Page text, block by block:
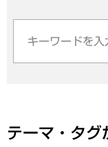
テーマ・タグ